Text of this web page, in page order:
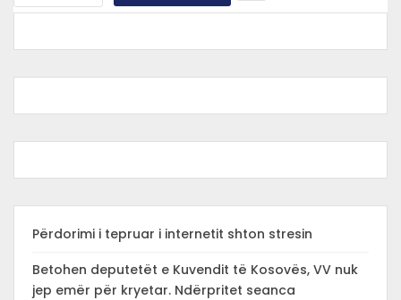
Përdorimi i tepruar i internetit shton stresin
Betohen deputetët e Kuvendit të Kosovës, VV nuk
jep emër për kryetar. Ndërpritet seanca